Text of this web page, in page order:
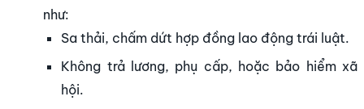
như:
Sa thải, chấm dứt hợp đồng lao động trái luật.
Không trả lương, phụ cấp, hoặc bảo hiểm xã
hội.